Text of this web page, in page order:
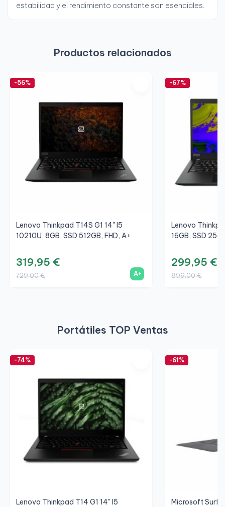
estabilidad y el rendimiento constante son esenciales.
Productos relacionados
-56%
Lenovo Thinkpad T14S G1 14" I5
10210U, 8GB, SSD 512GB, FHD, A+
319,95 €
729,00 € A+
-67%
Lenovo
16GB, SSD
299,95 €
899,00 €
Portátiles TOP Ventas
-74%
Lenovo Thinkpad T14 G1 14" I5
-61%
Microsoft